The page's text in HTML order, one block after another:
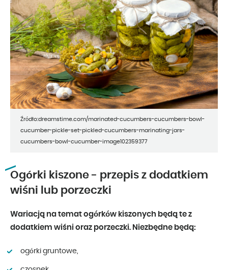
Źródło:dreamstime.com/marinated-cucumbers-cucumbers-bowl-
cucumber-pickle-set-pickled-cucumbers-marinating-jars-
cucumbers-bowl-cucumber-image102359377
Ogórki kiszone - przepis z dodatkiem
wiśni lub porzeczki
Wariacją na temat ogórków kiszonych będą te z
dodatkiem wiśni oraz porzeczki. Niezbędne będą:
ogórki gruntowe,